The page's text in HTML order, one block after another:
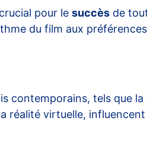
pour le succès de
du film aux
contemporains, tels que
réalité virtuelle,